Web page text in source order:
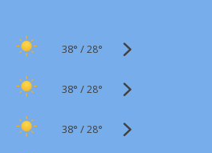
38° /28°
38° /28°
38° /28°